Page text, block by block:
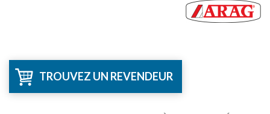
TROUVEZ UN REVENDEUR